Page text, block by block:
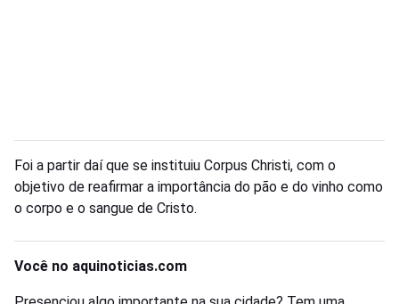
Foi a partir daí que se instituiu Corpus Christi, com o
objetivo de reafirmar a importância do pão e do vinho como
o corpo e o sangue de Cristo.
Você no aquinoticias.com